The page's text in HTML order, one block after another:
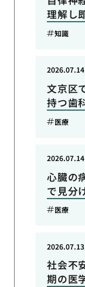
理解し
知識
文京区
持つ歯
2026.07.14
医療
心臓の
で見分
2026.07.14
医療
社会不
期の医
2026.07.13